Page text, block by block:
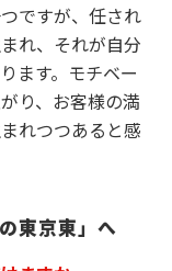
ですが、任され
れ、それが自分
ます。モチベー
り、お客様の満
れつつあると感
東京東」へ